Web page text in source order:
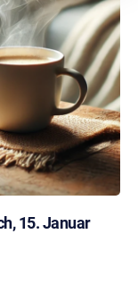
15. Januar